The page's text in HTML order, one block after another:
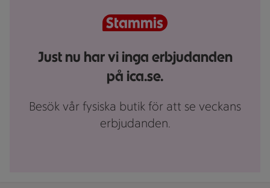
Just nu har vi inga erbjudanden
på ica.se.
Besök vår fysiska butik för att se veckans
erbjudanden.